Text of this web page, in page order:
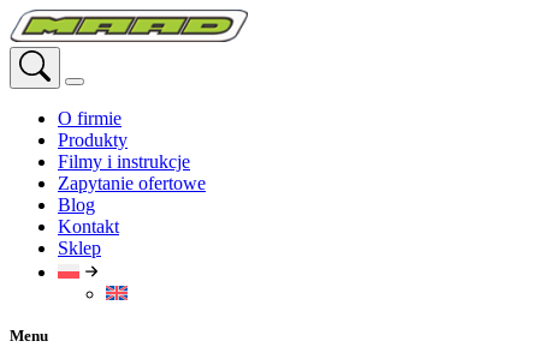
Przejdź
do
treści
O firmie
Produkty
Filmy i instrukcje
Zapytanie ofertowe
Blog
Kontakt
Sklep
Menu